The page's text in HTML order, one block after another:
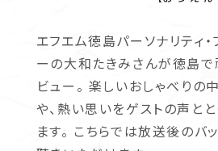
エフエム徳島パーソナリティ
ーの大和たきみさんが徳島で
ビュー。 楽しいおしゃべりの
や、熱い思いをゲストの声と
ます。 こちらでは放送後のバ